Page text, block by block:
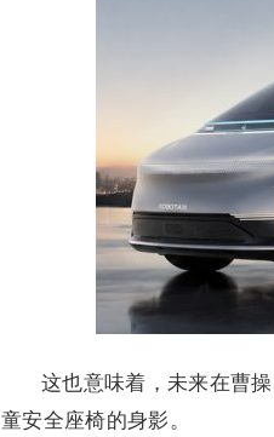
这也意味着，未来在曹
童安全座椅的身影。